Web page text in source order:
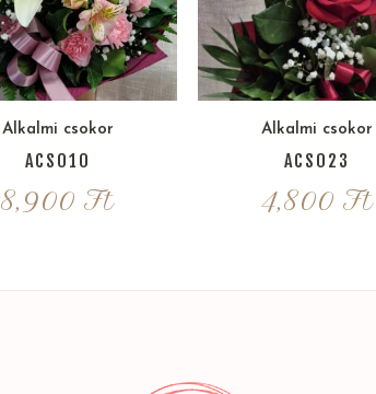
Alkalmi csokor
ACS010
8,900 Ft
Alkalmi csokor
ACS023
4,800 Ft